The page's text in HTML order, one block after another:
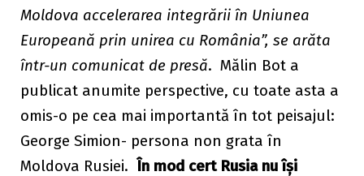
Moldova accelerarea integrării în Uniunea
Europeană prin unirea cu România”, se arăta
într-un comunicat de presă. Mălin Bot a
publicat anumite perspective, cu toate asta a
omis-o pe cea mai importantă în tot peisajul:
George Simion- persona non grata în
Moldova Rusiei. În mod cert Rusia nu își